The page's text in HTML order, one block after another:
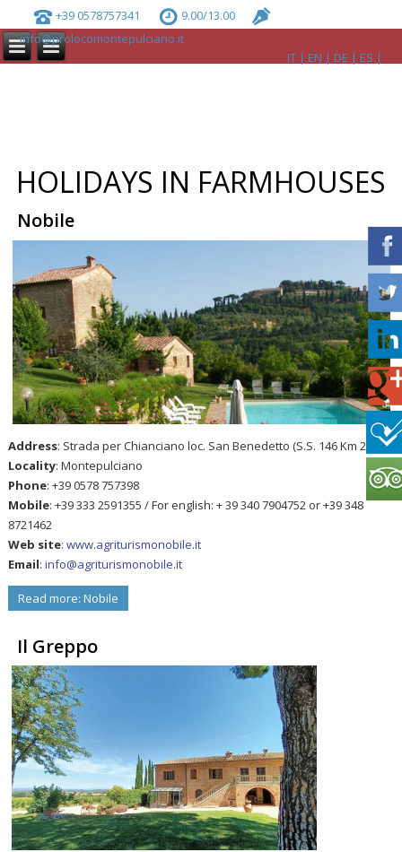
+39 0578757341
9.00/13.00
info@prolocomontepulciano.it
IT
EN DE ES
HOLIDAYS IN FARMHOUSES
Nobile
Address: Strada per Chianciano loc. San Benedetto (S.S. 146 Km 24,1)
Locality: Montepulciano
Phone: +39 0578 757398
Mobile: +39 333 2591355 / For english: + 39 340 7904752 or +39 348
8721462
Web site:www.agriturismonobile.it
Email:info@agriturismonobile.it
Read more: Nobile
Il Greppo